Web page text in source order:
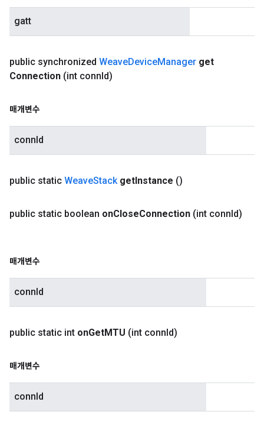
gatt
public synchronized WeaveDeviceManager get
Connection (int connId)
매개변수
connId
public static WeaveStack getInstance ()
public static boolean onCloseConnection (int connId)
매개변수
connId
public static int onGetMTU (int connId)
매개변수
connId